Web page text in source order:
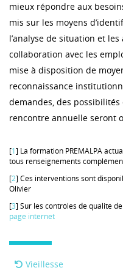
mieux répondre aux
mis sur les moyens
l’analyse de situation et
collaboration avec les
mise à disposition de
reconnaissance
demandes, des
rencontre annuelle seront
[1] La formation PREMALPA
tous renseignements
[2] Ces interventions sont
Olivier
[3] Sur les contrôles de qualité
page internet
Vieillesse